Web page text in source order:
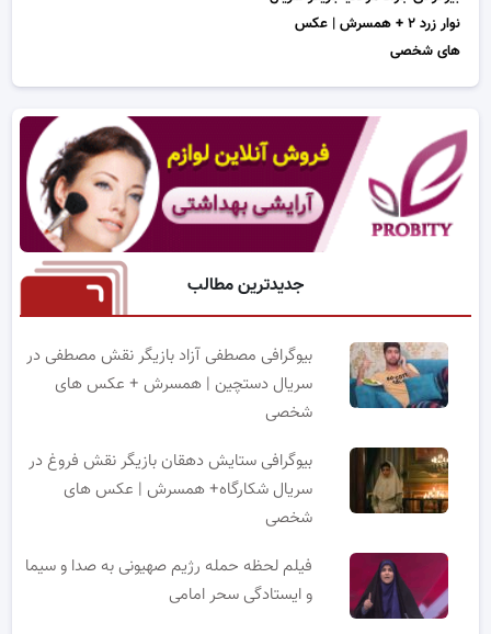
نوار زرد ۲ + همسرش | عکس
های شخصی
جدیدترین مطالب
بیوگرافی مصطفی آزاد بازیگر نقش مصطفی در
سریال دستچین | همسرش + عکس های
شخصی
بیوگرافی ستایش دهقان بازیگر نقش فروغ در
سریال شکارگاه+ همسرش | عکس های
شخصی
فیلم لحظه حمله رژیم صهیونی به صدا و سیما
و ایستادگی سحر امامی